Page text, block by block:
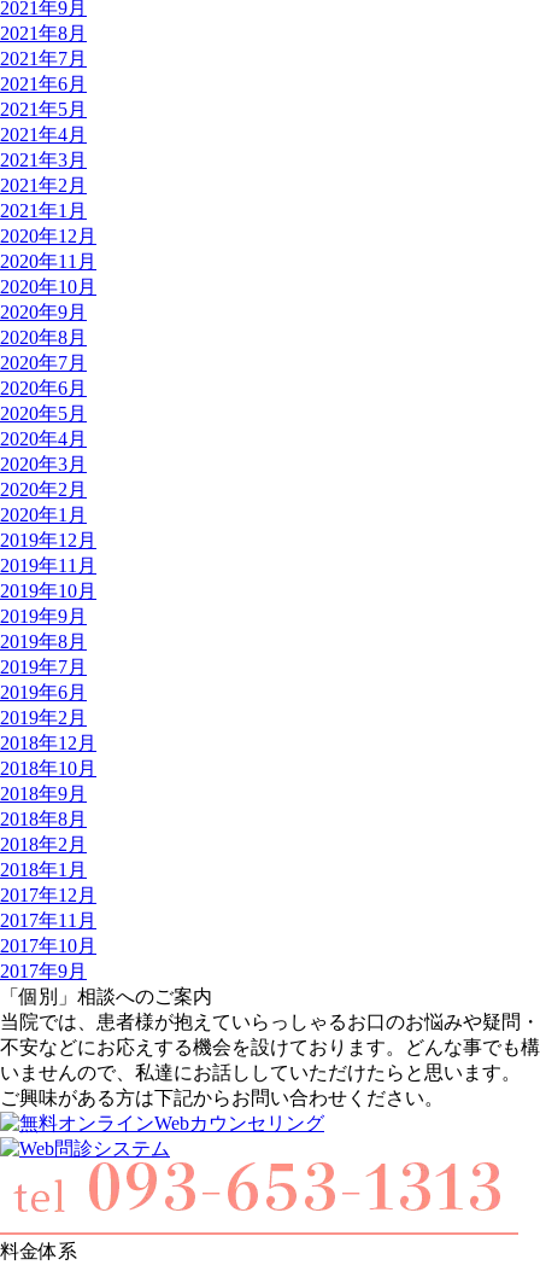
2021年9月
2021年8月
2021年7月
2021年6月
2021年5月
2021年4月
2021年3月
2021年2月
2021年1月
2020年12月
2020年11月
2020年10月
2020年9月
2020年8月
2020年7月
2020年6月
2020年5月
2020年4月
2020年3月
2020年2月
2020年1月
2019年12月
2019年11月
2019年10月
2019年9月
2019年8月
2019年7月
2019年6月
2019年2月
2018年12月
2018年10月
2018年9月
2018年8月
2018年2月
2018年1月
2017年12月
2017年11月
2017年10月
2017年9月
「個別」相談へのご案内
当院では、患者様が抱えていらっしゃるお口のお悩みや疑問・
不安などにお応えする機会を設けております。どんな事でも構
いませんので、私達にお話ししていただけたらと思います。
ご興味がある方は下記からお問い合わせください。
料金体系